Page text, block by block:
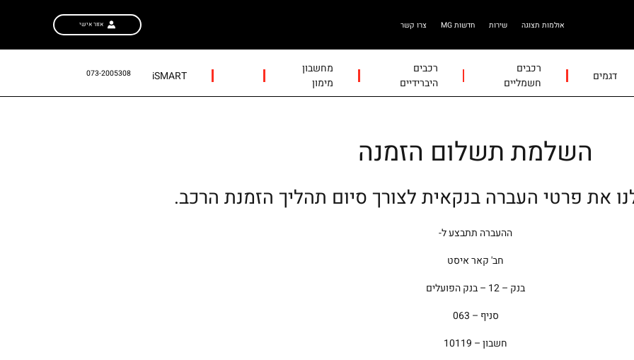
אולמות תצוגה שירות חדשות MG צרו קשר אזור אישי
דגמים
רכבים
חשמליים
רכבים
היברידיים
מחשבון
מימון
iSMART
073-2005308
השלמת תשלום הזמנה
את פרטי העברה בנקאית לצורך סיום תהליך הזמנת הרכב.
ההעברה תתבצע ל-
חב' קאר איסט
בנק – 12 – בנק הפועלים
סניף – 063
חשבון – 10119